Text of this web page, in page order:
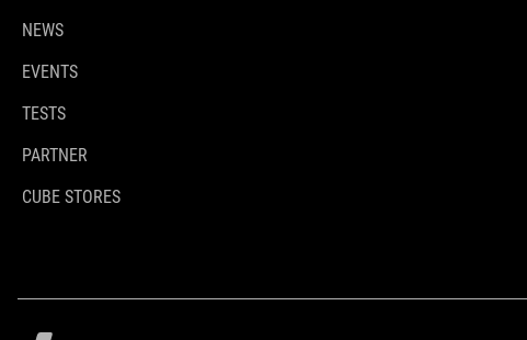
NEWS
EVENTS
TESTS
PARTNER
CUBE STORES